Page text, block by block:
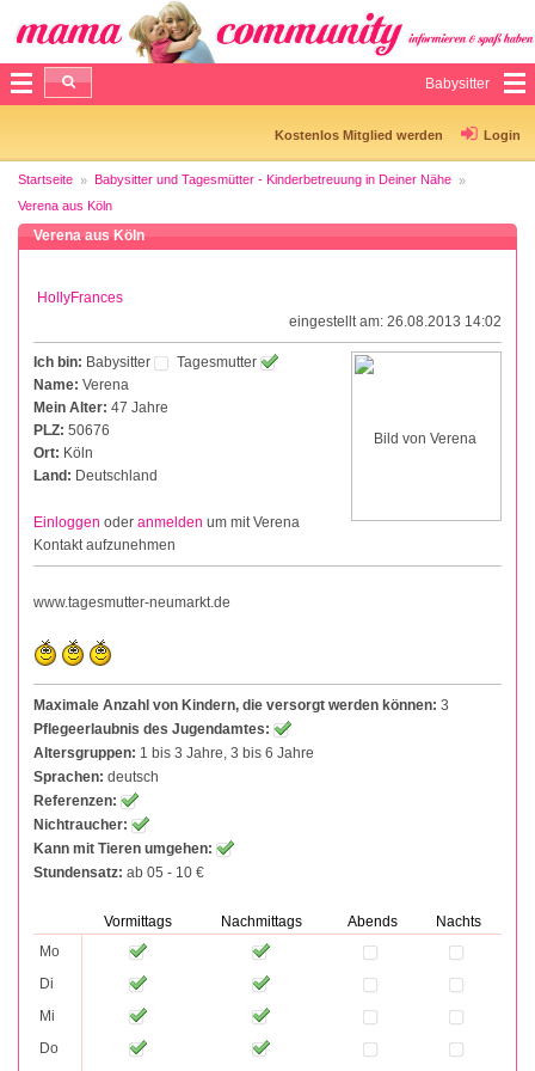
Babysitter
Kostenlos Mitglied werden Login
Startseite
Babysitter und Tagesmütter - Kinderbetreuung in Deiner Nähe
Verena aus Köln
Verena aus Köln
HollyFrances
eingestellt am: 26.08.2013 14:02
Ich bin: Babysitter
Tagesmutter
Name: Verena
Mein Alter: 47 Jahre
PLZ: 50676
Ort: Köln
Land: Deutschland
Einloggen oder anmelden um mit Verena
Kontakt aufzunehmen
www.tagesmutter-neumarkt.de
Maximale Anzahl von Kindern, die versorgt werden können: 3
Pflegeerlaubnis des Jugendamtes:
Altersgruppen: 1 bis 3 Jahre, 3 bis 6 Jahre
Sprachen: deutsch
Referenzen:
Nichtraucher:
Kann mit Tieren umgehen:
Stundensatz: ab 05 - 10 €
Vormittags Nachmittags Abends
Nachts
Mo
Di
Mi
Do